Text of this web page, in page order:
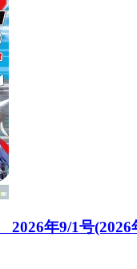
2026年9/1号(2026